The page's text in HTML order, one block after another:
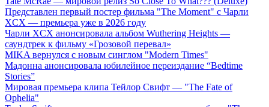
Представлен первый постер фильма "The Moment" с Чарли
XCX — премьера уже в 2026 году
Чарли XCX анонсировала альбом Wuthering Heights —
саундтрек к фильму «Грозовой перевал»
MIKA вернулся с новым синглом "Modern Times"
Мадонна анонсировала юбилейное переиздание “Bedtime
Stories”
Мировая премьера клипа Тейлор Свифт — "The Fate of
Ophelia"